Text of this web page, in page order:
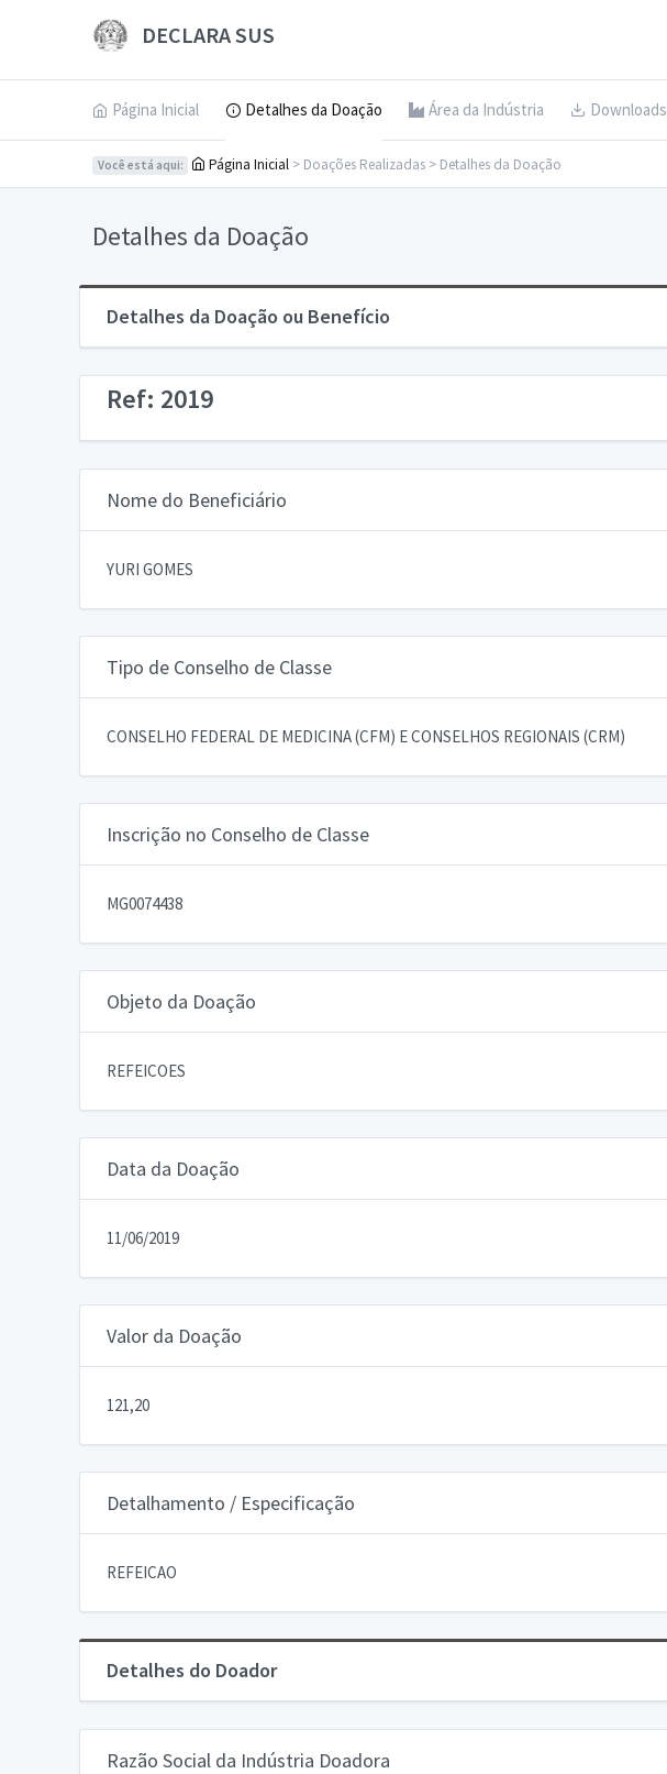
DECLARA SUS
Página Inicial Detalhes da Doação Área da Indústria Downloads
Você está aqui: Página Inicial > Doações Realizadas > Detalhes da Doação
Detalhes da Doação
Detalhes da Doação ou Benefício
Ref: 2019
Nome do Beneficiário
YURI GOMES
Tipo de Conselho de Classe
CONSELHO FEDERAL DE MEDICINA (CFM) E CONSELHOS REGIONAIS (CRM)
Inscrição no Conselho de Classe
MG0074438
Objeto da Doação
REFEICOES
Data da Doação
11/06/2019
Valor da Doação
121,20
Detalhamento / Especificação
REFEICAO
Detalhes do Doador
Razão Social da Indústria Doadora